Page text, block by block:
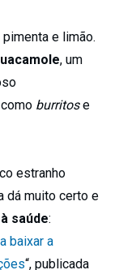
e limão.
, um
burritose
estranho
dá muito certo e
saúde:
baixar a
“, publicada